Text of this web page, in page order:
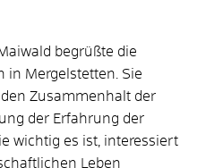
begrüßte die
in Mergelstetten. Sie
Zusammenhalt der
der Erfahrung der
wichtig es ist, interessiert
Leben